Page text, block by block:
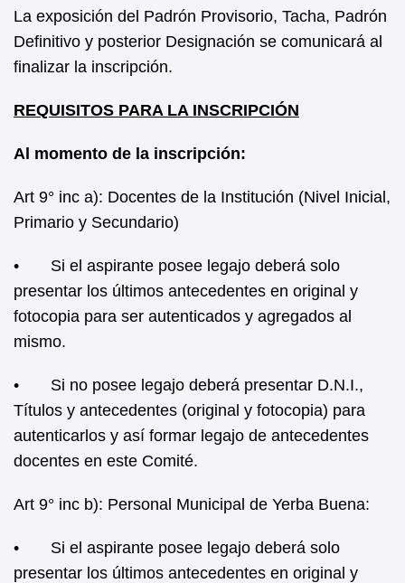
La exposición del Padrón Provisorio, Tacha, Padrón
Definitivo y posterior Designación se comunicará al
finalizar la inscripción.
REQUISITOS PARA LA INSCRIPCIÓN
Al momento de la inscripción:
Art 9° inc a): Docentes de la Institución (Nivel Inicial,
Primario y Secundario)
• Si el aspirante posee legajo deberá solo
presentar los últimos antecedentes en original y
fotocopia para ser autenticados y agregados al
mismo.
• Si no posee legajo deberá presentar D.N.I.,
Títulos y antecedentes (original y fotocopia) para
autenticarlos y así formar legajo de antecedentes
docentes en este Comité.
Art 9° inc b): Personal Municipal de Yerba Buena:
• Si el aspirante posee legajo deberá solo
presentar los últimos antecedentes en original y